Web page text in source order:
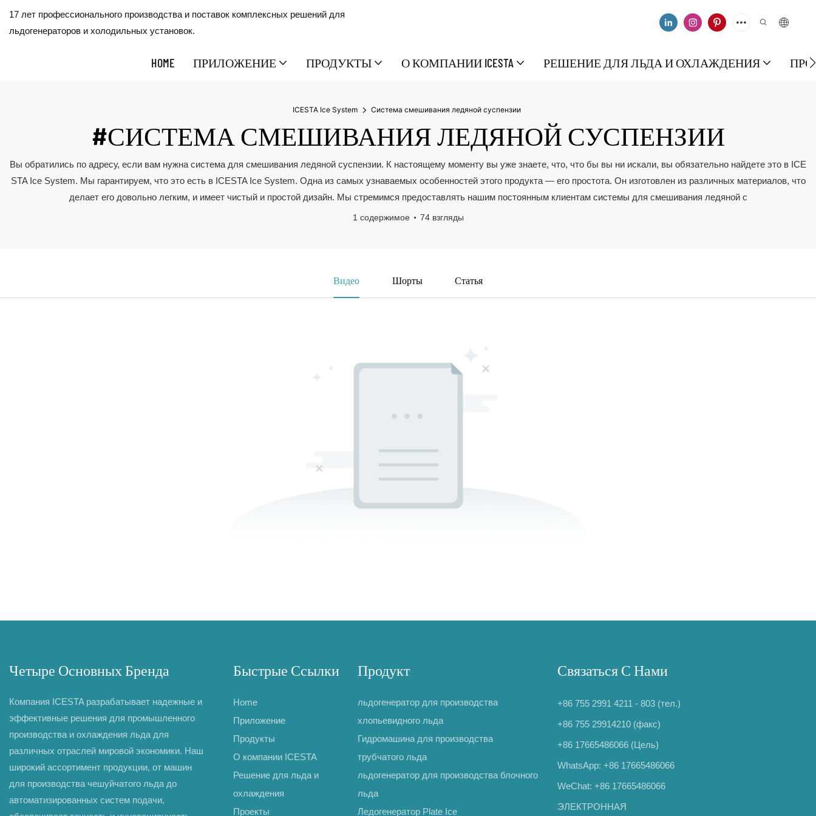
17 лет профессионального производства и поставок комплексных решений для
льдогенераторов и холодильных установок.
HOME ПРИЛОЖЕНИЕ ПРОДУКТЫ О КОМПАНИИ ICESTA РЕШЕНИЕ ДЛЯ ЛЬДА И ОХЛАЖДЕНИЯ
ICESTA Ice System Система смешивания ледяной суспензии
#СИСТЕМА СМЕШИВАНИЯ ЛЕДЯНОЙ СУСПЕНЗИИ
Вы обратились по адресу, если вам нужна система для смешивания ледяной суспензии. К настоящему моменту вы уже знаете, что, что бы вы ни искали, вы обязательно найдете это в ICE
STA Ice System. Мы гарантируем, что это есть в ICESTA Ice System. Одна из самых узнаваемых особенностей этого продукта — его простота. Он изготовлен из различных материалов, что
делает его довольно легким, и имеет чистый и простой дизайн. Мы стремимся предоставлять нашим постоянным клиентам системы для смешивания ледяной с
1 содержимое 74 взгляды
Видео Шорты Статья
Четыре Основных Бренда
Компания ICESTA разрабатывает надежные и
эффективные решения для промышленного
производства и охлаждения льда для
различных отраслей мировой экономики. Наш
широкий ассортимент продукции, от машин
для производства чешуйчатого льда до
автоматизированных систем подачи,
Быстрые Ссылки
Home
Приложение
Продукты
О компании ICESTA
Решение для льда и
охлаждения
Проекты
Продукт
льдогенератор для производства
хлопьевидного льда
Гидромашина для производства
трубчатого льда
льдогенератор для производства блочного
льда
Ледогенератор Plate Ice
Связаться С Нами
+86 755 2991 4211 - 803 (тел.)
+86 755 29914210 (факс)
+86 17665486066 (Цель)
WhatsApp: +86 17665486066
WeChat: +86 17665486066
ЭЛЕКТРОННАЯ